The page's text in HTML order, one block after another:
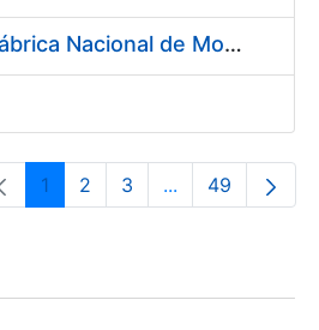
Contratación de acuerdo marco para el Suministro de Material de Electricidad para la Fábrica Nacional de Moneda y Timbre-Real Casa de la Moneda en su centro de trabajo de Burgos
Page
1 Page
2 Page
3 ...Intermediate
Page
49